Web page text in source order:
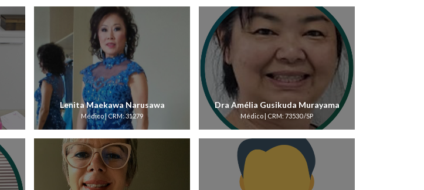
Lenita Maekawa Narusawa
Médico | CRM: 31279
Dra Amélia Gusikuda Murayama
Médico | CRM: 73530 /SP